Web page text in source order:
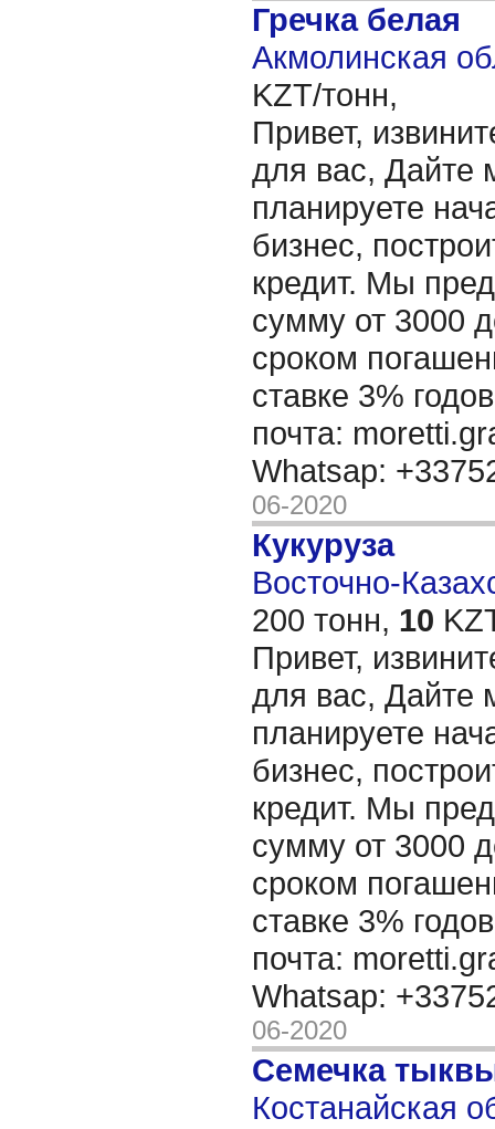
Гречка белая
Акмолинская
KZT/тонн,
Привет,
для вас, Дайте
планируете
бизнес,
кредит. Мы
сумму от 3000
сроком
ставке 3%
почта:
Whatsap:
06-2020
Кукуруза
Восточно-
200 тонн, 10
Привет,
для вас, Дайте
планируете
бизнес,
кредит. Мы
сумму от 3000
сроком
ставке 3%
почта:
Whatsap:
06-2020
Семечка
Костанайская